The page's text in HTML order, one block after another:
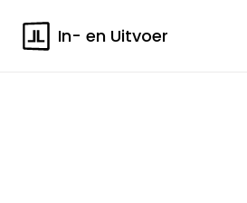
In- en Uitvoer